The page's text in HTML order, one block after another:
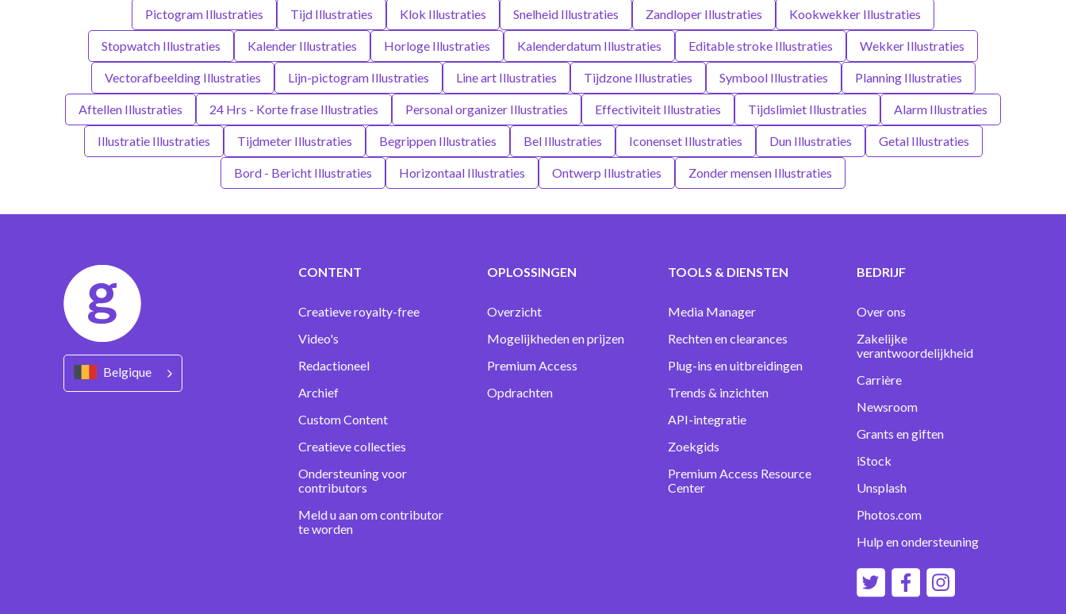
Pictogram Illustraties Tijd Illustraties Klok Illustraties Snelheid Illustraties Zandloper Illustraties Kookwekker Illustraties
Stopwatch Illustraties Kalender Illustraties Horloge Illustraties Kalenderdatum Illustraties Editable stroke Illustraties Wekker Illustraties
Vectorafbeelding Illustraties Lijn-pictogram Illustraties Line art Illustraties Tijdzone Illustraties Symbool Illustraties Planning Illustraties
Aftellen Illustraties 24 Hrs - Korte frase Illustraties Personal organizer Illustraties Effectiviteit Illustraties Tijdslimiet Illustraties Alarm Illustraties
Illustratie Illustraties Tijdmeter Illustraties Begrippen Illustraties Bel Illustraties Iconenset Illustraties Dun Illustraties Getal Illustraties
Bord - Bericht Illustraties Horizontaal Illustraties Ontwerp Illustraties Zonder mensen Illustraties
Belgique
CONTENT
Creatieve royalty-free
Video's
Redactioneel
Archief
Custom Content
Creatieve collecties
Ondersteuning voor
contributors
Meld u aan om contributor
te worden
OPLOSSINGEN
Overzicht
Mogelijkheden en prijzen
Premium Access
Opdrachten
TOOLS & DIENSTEN
Media Manager
Rechten en clearances
Plug-ins en uitbreidingen
Trends & inzichten
API-integratie
Zoekgids
Premium Access Resource
Center
BEDRIJF
Over ons
Zakelijke
verantwoordelijkheid
Carrière
Newsroom
Grants en giften
iStock
Unsplash
Photos.com
Hulp en ondersteuning